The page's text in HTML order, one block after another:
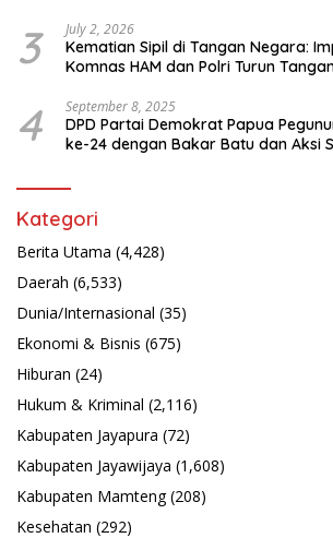
3 July 2, 2026
Kematian Sipil di Tangan Negara:
Komnas HAM dan Polri Turun
4 September 8, 2025
DPD Partai Demokrat Papua
ke-24 dengan Bakar Batu dan Aksi
Kategori
Berita Utama (4,428)
Daerah (6,533)
Dunia/Internasional (35)
Ekonomi & Bisnis (675)
Hiburan (24)
Hukum & Kriminal (2,116)
Kabupaten Jayapura (72)
Kabupaten Jayawijaya (1,608)
Kabupaten Mamteng(208)
Kesehatan (292)